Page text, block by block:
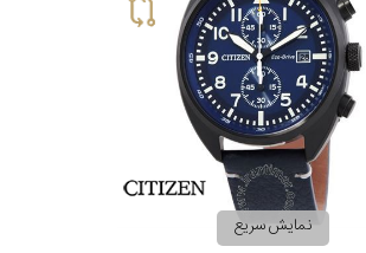
نمایش سریع